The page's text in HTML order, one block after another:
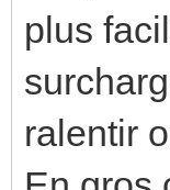
plus
ralentir